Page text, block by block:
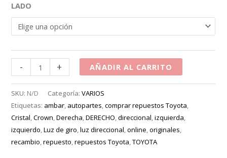
LADO
- + AÑADIR AL CARRITO
SKU: N/D Categoría:VARIOS
Etiquetas: ambar, autopartes,comprar repuestos Toyota,
Cristal,Crown,Derecha,DERECHO,direccional,izquierda,
izquierdo,Luz de giro,luz direccional,online,originales,
recambio,repuesto,repuestos Toyota,TOYOTA